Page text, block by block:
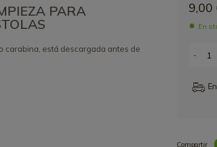
PARA
carabina, está descargada antes de
9,00
En
-
Compartir